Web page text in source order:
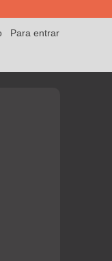
Para entrar